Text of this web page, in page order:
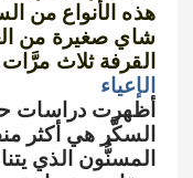
هذه الأنواع من
شاي صغيرة من
القرفة ثلاث
الإعياء
أظهرت دراسات
السكَّر هي أكثر
المسنُّون الذي